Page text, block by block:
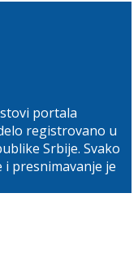
portala
registrovano u
Srbije. Svako
presnimavanje je